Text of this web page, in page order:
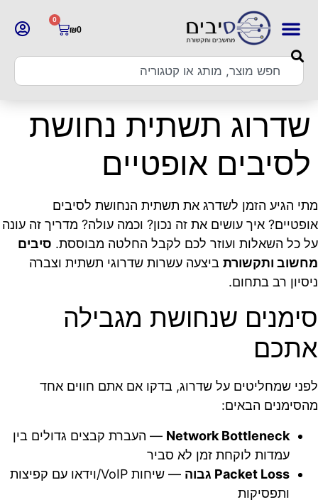
₪0
0
שדרוג תשתית נחושת
לסיבים אופטיים
מתי הגיע הזמן לשדרג את תשתית הנחושת לסיבים
אופטיים? איך עושים את זה נכון? וכמה עולה? מדריך זה עונה
על כל השאלות ועוזר לכם לקבל החלטה מבוססת. סיבים
מחשוב ותקשורת ביצעה עשרות שדרוגי תשתית וצברה
ניסיון רב בתחום.
סימנים שנחושת מגבילה
אתכם
לפני שמחליטים על שדרוג, בדקו אם אתם חווים אחד
מהסימנים הבאים:
Network Bottleneck — העברת קבצים גדולים בין
עמדות לוקחת זמן לא סביר
Packet Loss גבוה
— שיחות VoIP/וידאו עם קפיצות
ותפסיקות